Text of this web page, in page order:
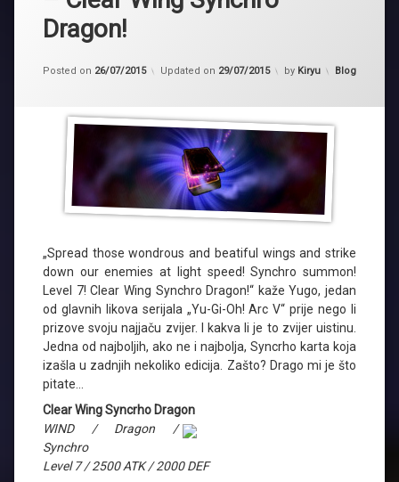
Dragon!
Posted on 26/07/2015 Updated on 29/07/2015 by Kiryu Kategorije:
Blog
„Spread those wondrous and beatiful wings and strike
down our enemies at light speed! Synchro summon!
Level 7! Clear Wing Synchro Dragon!“ kaže Yugo, jedan
od glavnih likova serijala „Yu-Gi-Oh! Arc V“ prije nego li
prizove svoju najjaču zvijer. I kakva li je to zvijer uistinu.
Jedna od najboljih, ako ne i najbolja, Syncrho karta koja
izašla u zadnjih nekoliko edicija. Zašto? Drago mi je što
pitate…
Clear Wing Syncrho Dragon
WIND / Dragon /
Synchro
Level 7 / 2500 ATK / 2000 DEF